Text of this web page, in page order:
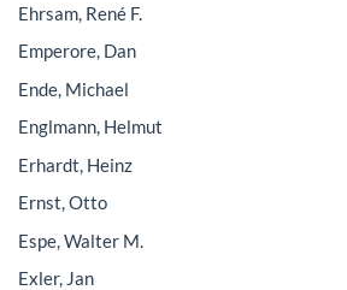
Ehrsam, René F.
Emperore, Dan
Ende, Michael
Englmann, Helmut
Erhardt, Heinz
Ernst, Otto
Espe, Walter M.
Exler, Jan